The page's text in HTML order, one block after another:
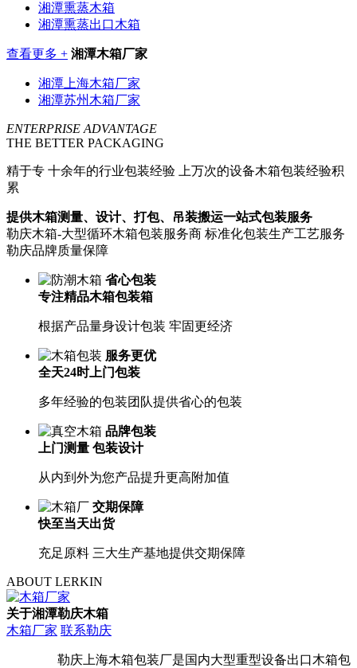
湘潭熏蒸木箱
湘潭熏蒸出口木箱
查看更多 + 湘潭木箱厂家
湘潭上海木箱厂家
湘潭苏州木箱厂家
ENTERPRISE ADVANTAGE
THE BETTER PACKAGING
精于专 十余年的行业包装经验 上万次的设备木箱包装经验积
累
提供木箱测量、设计、打包、吊装搬运一站式包装服务
勒庆木箱-大型循环木箱包装服务商 标准化包装生产工艺服务
勒庆品牌质量保障
省心包装
专注精品木箱包装箱
根据产品量身设计包装 牢固更经济
服务更优
全天24时上门包装
多年经验的包装团队提供省心的包装
品牌包装
上门测量 包装设计
从内到外为您产品提升更高附加值
交期保障
快至当天出货
充足原料 三大生产基地提供交期保障
ABOUT LERKIN
关于湘潭勒庆木箱
木箱厂家 联系勒庆
勒庆上海木箱包装厂是国内大型重型设备出口木箱包